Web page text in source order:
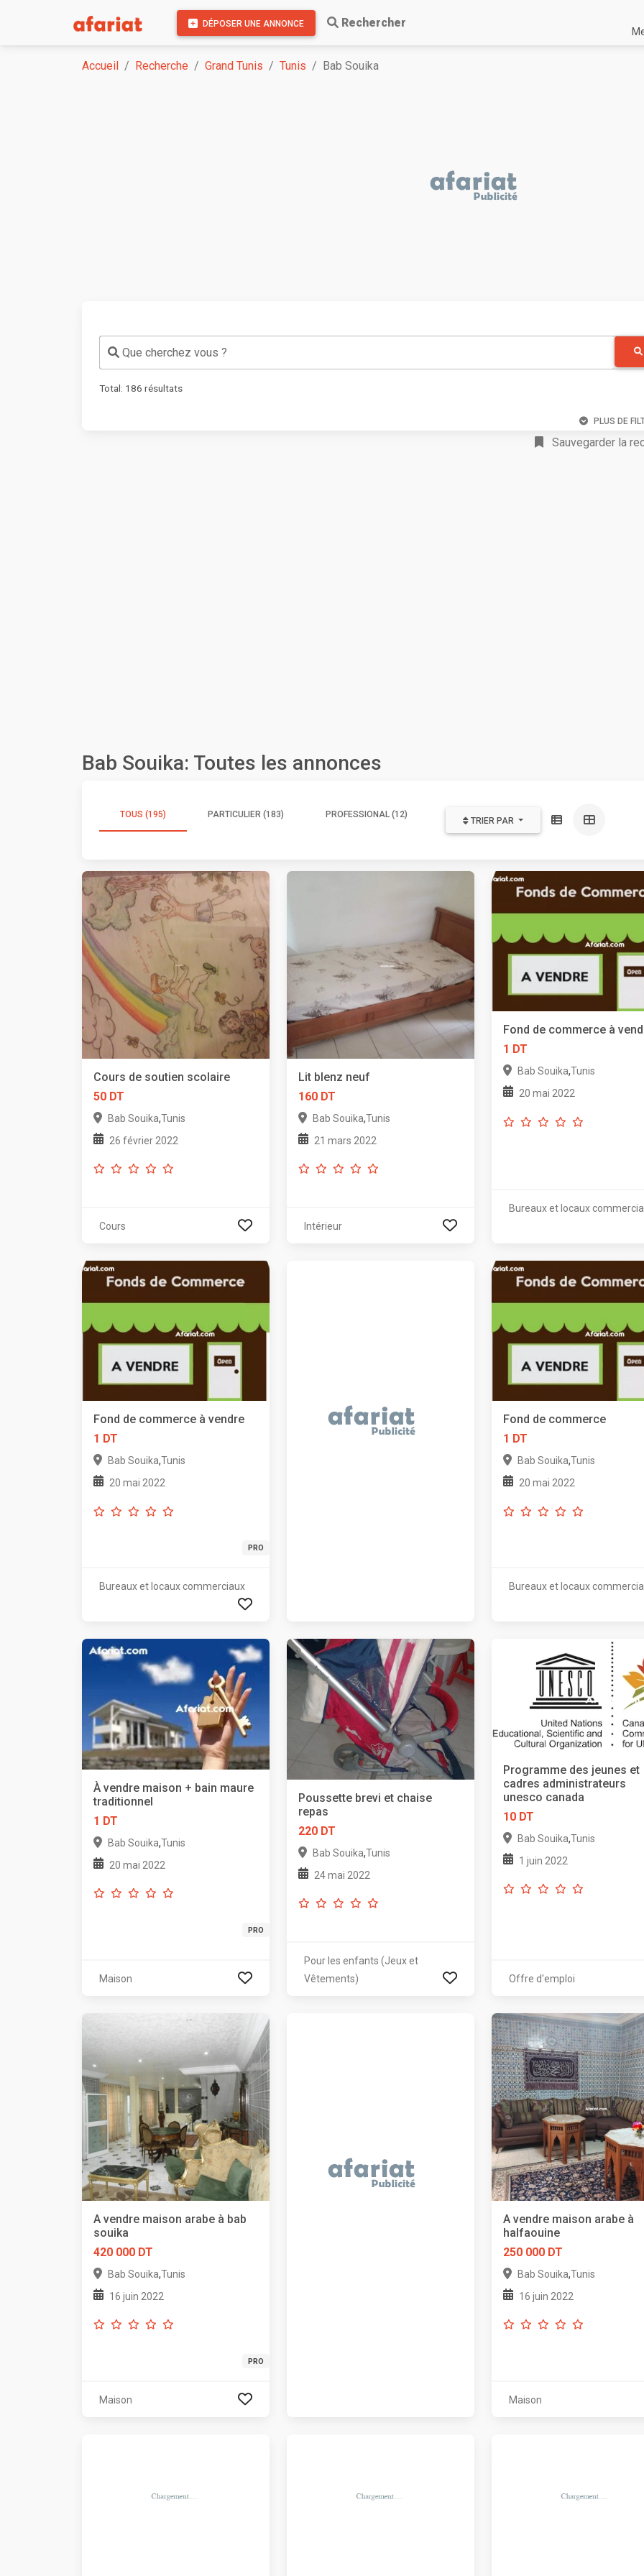
DÉPOSER UNE ANNONCE Rechercher
Accueil Recherche Grand Tunis Tunis Bab Souika
Que cherchez vous ?
Total: 186 résultats
PLUS DE
Sauvegarder la
Bab Souika: Toutes les annonces
TOUS (195) PARTICULIER (183) PROFESSIONAL (12)
TRIER PAR
Cours de soutien scolaire
50 DT
Bab Souika,Tunis
26 février 2022
Cours
Lit blenz neuf
160 DT
Bab Souika,Tunis
21 mars 2022
Intérieur
Fond de commerce à
1 DT
Bab Souika,Tunis
20 mai 2022
Bureaux et locaux
Fond de commerce à vendre
1 DT
Bab Souika,Tunis
20 mai 2022
PRO
Bureaux et locaux commerciaux
Fond de commerce
1 DT
Bab Souika,Tunis
20 mai 2022
Bureaux et locaux
À vendre maison + bain maure
traditionnel
1 DT
Bab Souika,Tunis
20 mai 2022
PRO
Maison
Poussette brevi et chaise
repas
220 DT
Bab Souika,Tunis
24 mai 2022
Pour les enfants (Jeux et
Vêtements)
Programme des jeunes et
cadres administrateurs
unesco canada
10 DT
Bab Souika,Tunis
1 juin 2022
Offre d'emploi
A vendre maison arabe à bab
souika
420 000 DT
Bab Souika,Tunis
16 juin 2022
PRO
Maison
A vendre maison arabe à
halfaouine
250 000 DT
Bab Souika,Tunis
16 juin 2022
Maison